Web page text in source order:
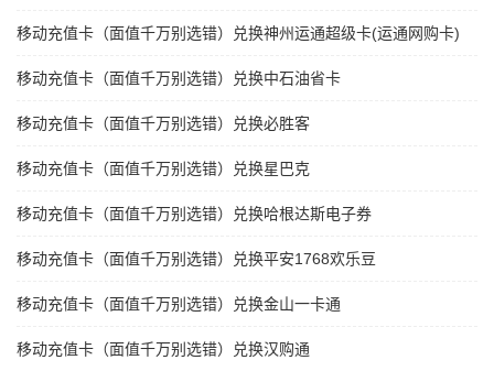
移动充值卡（面值千万别选错）兑换神州运通超级卡(运通网购卡)
移动充值卡（面值千万别选错）兑换中石油省卡
移动充值卡（面值千万别选错）兑换必胜客
移动充值卡（面值千万别选错）兑换星巴克
移动充值卡（面值千万别选错）兑换哈根达斯电子券
移动充值卡（面值千万别选错）兑换平安1768欢乐豆
移动充值卡（面值千万别选错）兑换金山一卡通
移动充值卡（面值千万别选错）兑换汉购通